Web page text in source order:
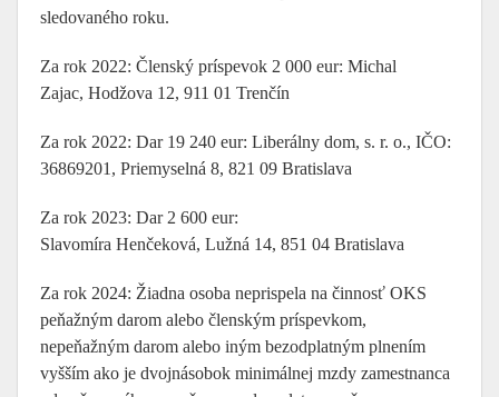
sledovaného roku.
Za rok 2022: Členský príspevok 2 000 eur: Michal
Zajac, Hodžova 12, 911 01 Trenčín
Za rok 2022: Dar 19 240 eur: Liberálny dom, s. r. o., IČO:
36869201, Priemyselná 8, 821 09 Bratislava
Za rok 2023: Dar 2 600 eur:
Slavomíra Henčeková, Lužná 14, 851 04 Bratislava
Za rok 2024: Žiadna osoba neprispela na činnosť OKS
peňažným darom alebo členským príspevkom,
nepeňažným darom alebo iným bezodplatným plnením
vyšším ako je dvojnásobok minimálnej mzdy zamestnanca